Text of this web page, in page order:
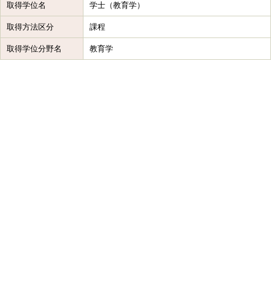
取得学位名 学士（教育学）
取得方法区分 課程
取得学位分野名 教育学